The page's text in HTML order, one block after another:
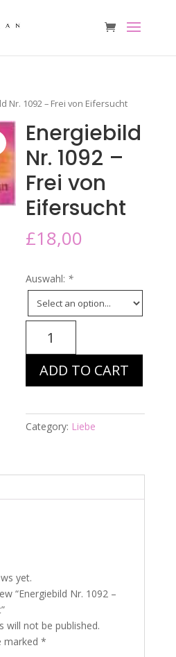
Nr. 1092 – Frei von Eifersucht
Energiebild
Nr. 1092 –
Frei von
Eifersucht
£18,00
Auswahl: *
Eifersucht
ADD TO CART
Category: Liebe
yet.
“Energiebild Nr. 1092 –
will not be published.
marked *